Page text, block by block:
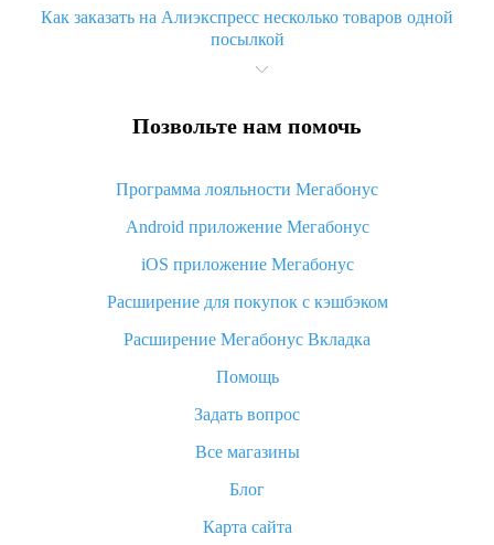
Как заказать на Алиэкспресс несколько товаров одной
посылкой
Что значит статус «Заказ закрыт» на Алиэкспресс и что
Что делать, если Алиэкспресс просит ввести паспортные
Как узнать, куда пришла посылка с Алиэкспресс
Вы отменили заказ на Алиэкспресс, когда вернут деньги?
Что такое баллы на Алиэкспресс, как их получить и
«AliExpress Standard Shipping»: что это за метод доставки и
как его отслеживать
Как покупать оптом на Алиэкспресс
Что делать, если не пришел товар с Алиэкспресс
возврата денег
Позвольте нам помочь
Программа лояльности Мегабонус
Android приложение Мегабонус
iOS приложение Мегабонус
Расширение для покупок с кэшбэком
Расширение Мегабонус Вкладка
Помощь
Задать вопрос
Все магазины
Блог
Карта сайта